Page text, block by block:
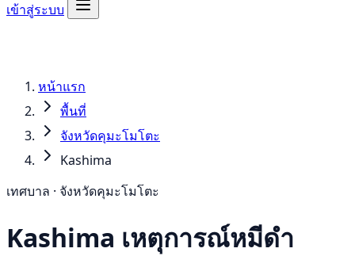
เข้าสู่ระบบ
หน้าแรก
พื้นที่
จังหวัดคุมะโมโตะ
Kashima
เทศบาล · จังหวัดคุมะโมโตะ
Kashima เหตุการณ์หมีดำ